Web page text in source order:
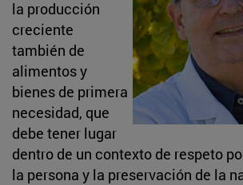
la producción
creciente
también de
alimentos y
bienes de primera
necesidad, que
debe tener lugar
dentro de un contexto de respeto
la persona y la preservación de la